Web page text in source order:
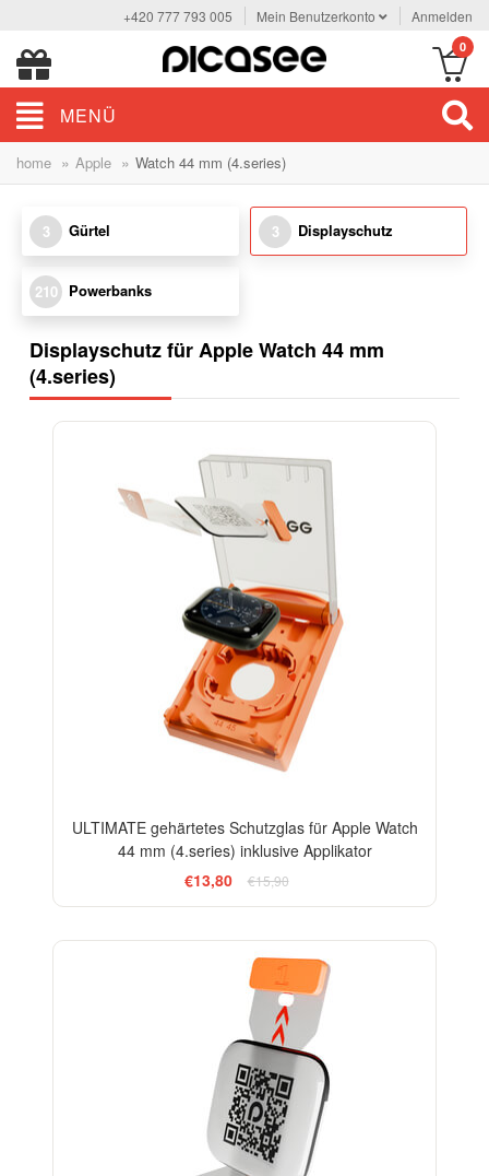
+420 777 793 005 Mein Benutzerkonto Anmelden
0
MENÜ
home » Apple » Watch 44 mm (4.series)
3 Gürtel 3 Displayschutz
210 Powerbanks
Displayschutz für Apple Watch 44 mm
(4.series)
ULTIMATE gehärtetes Schutzglas für Apple Watch
44 mm (4.series) inklusive Applikator
€13,80
€15,90